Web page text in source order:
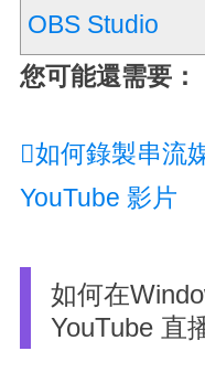
OBS Studio
您可能還需要：
如何錄製串流
YouTube 影片
如何在
YouTube 直